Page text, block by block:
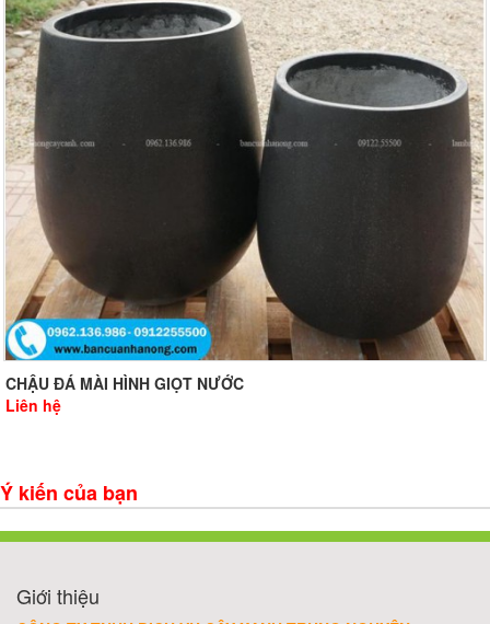
CHẬU ĐÁ MÀI HÌNH GIỌT NƯỚC
Liên hệ
Ý kiến của bạn
Giới thiệu